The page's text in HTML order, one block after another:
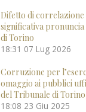
Difetto di correlazione
significativa
di Torino
18:31 07 Lug 2026
Corruzione per
omaggio ai pubblici
del Tribunale di Torino
18:08 23 Giu 2025